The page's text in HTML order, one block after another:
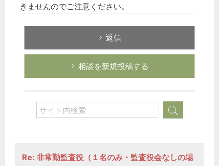
きませんのでご注意ください。
返信
相談を新規投稿する
Re: 非常勤監査役（１名のみ・監査役会なしの場